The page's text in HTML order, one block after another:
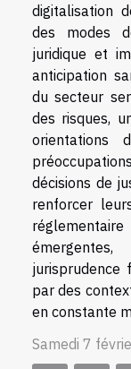
digitalisation
des modes
juridique et
anticipation
du secteur
des risques,
orientations
décisions de
renforcer
jurisprudence
par des
en constante
Samedi 7